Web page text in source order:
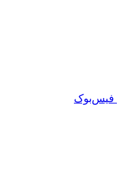
فیس‌بوک